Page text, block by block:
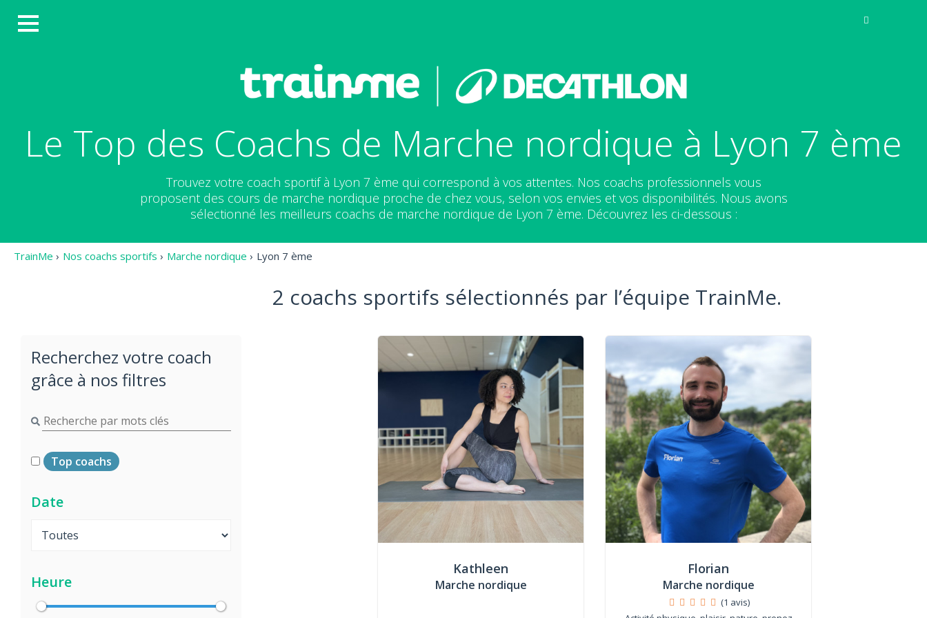
Le Top des Coachs de Marche nordique à Lyon 7 ème
Trouvez votre coach sportif à Lyon 7 ème qui correspond à vos attentes. Nos coachs professionnels vous
proposent des cours de marche nordique proche de chez vous, selon vos envies et vos disponibilités. Nous avons
sélectionné les meilleurs coachs de marche nordique de Lyon 7 ème. Découvrez les ci-dessous :
TrainMe › Nos coachs sportifs › Marche nordique › Lyon 7 ème
Recherchez votre coach
grâce à nos filtres
Top coachs
Date
Heure
2 coachs sportifs sélectionnés par l’équipe TrainMe.
Kathleen
Marche nordique
Florian
Marche nordique
(1 avis)